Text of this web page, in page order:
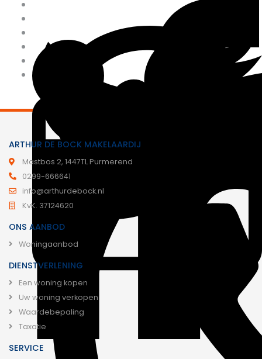
ARTHUR DE BOCK MAKELAARDIJ
Mastbos 2, 1447TL Purmerend
0299-666641
info@arthurdebock.nl
KvK. 37124620
ONS AANBOD
Woningaanbod
DIENSTVERLENING
Een woning kopen
Uw woning verkopen
Waardebepaling
Taxatie
SERVICE